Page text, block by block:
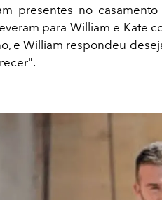
presentes no
para William e Kate
e William respondeu